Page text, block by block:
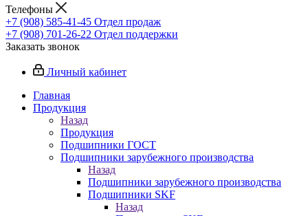
Телефоны
+7 (908) 585-41-45 Отдел продаж
+7 (908) 701-26-22 Отдел поддержки
Заказать звонок
Личный кабинет
Главная
Продукция
Назад
Продукция
Подшипники ГОСТ
Подшипники зарубежного производства
Назад
Подшипники зарубежного производства
Подшипники SKF
Назад